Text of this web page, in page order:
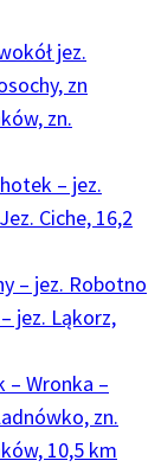
jez.
zn
zn.
– jez.
Ciche, 16,2
– jez. Robotno
jez. Ląkorz,
– Wronka –
zn.
10,5 km